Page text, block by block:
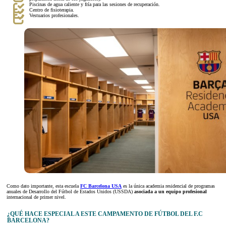
Piscinas de agua caliente y fría para las sesiones de recuperación.
Centro de fisioterapia.
Vestuarios profesionales.
Como dato importante, esta escuela FC Barcelona USA es la única academia residencial de programas
anuales de Desarrollo del Fútbol de Estados Unidos (USSDA) asociada a un equipo profesional
internacional de primer nivel.
¿QUÉ HACE ESPECIAL A ESTE CAMPAMENTO DE FÚTBOL DEL F.C
BARCELONA?